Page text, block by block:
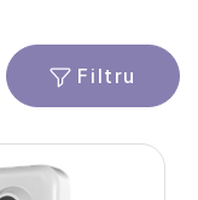
Filtru